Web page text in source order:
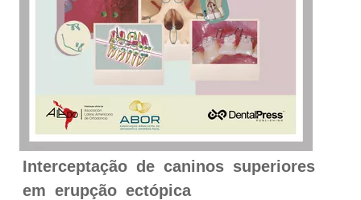
Interceptação de caninos superiores
em erupção ectópica